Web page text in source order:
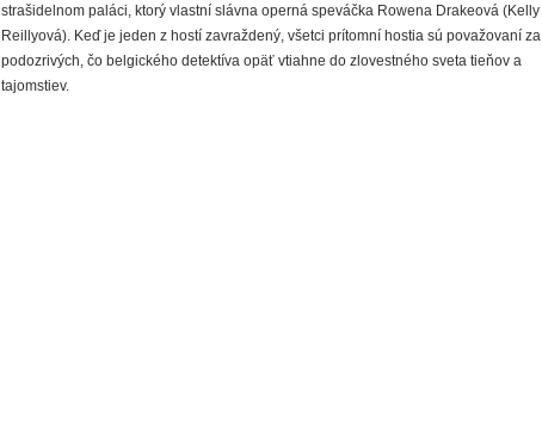
strašidelnom paláci, ktorý vlastní slávna operná speváčka Rowena Drakeová (Kelly
Reillyová). Keď je jeden z hostí zavraždený, všetci prítomní hostia sú považovaní za
podozrivých, čo belgického detektíva opäť vtiahne do zlovestného sveta tieňov a
tajomstiev.